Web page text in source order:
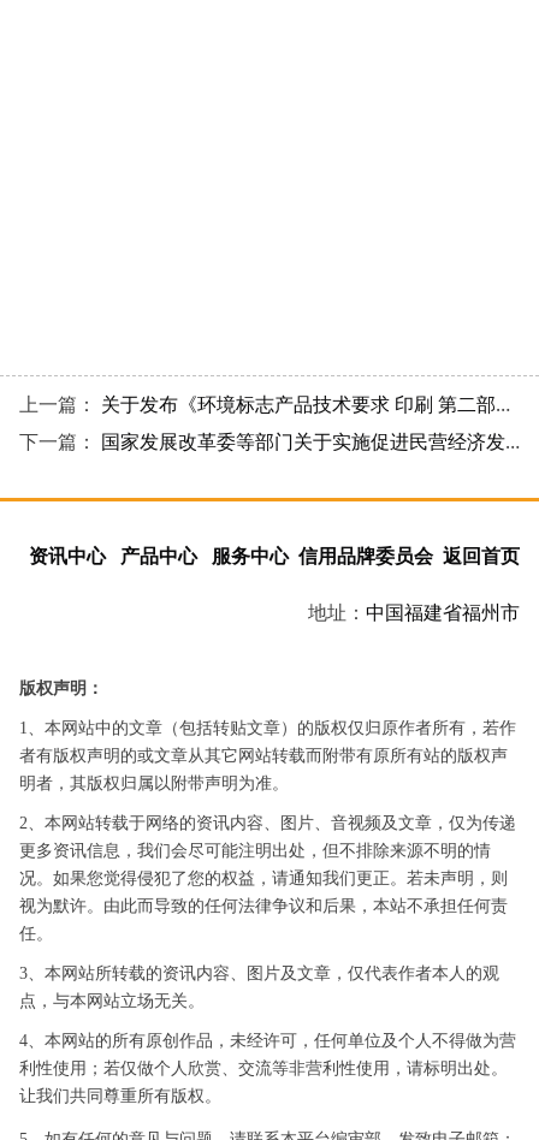
上一篇： 关于发布《环境标志产品技术要求 印刷 第二部分: 商业票据印刷》等两项国家环境保护标准的公告
下一篇： 国家发展改革委等部门关于实施促进民营经济发展近期若干举措的通知
资讯中心 产品中心 服务中心 信用品牌委员会 返回首页
地址： 中国福建省福州市
版权声明：
1、本网站中的文章（包括转贴文章）的版权仅归原作者所有，若作
者有版权声明的或文章从其它网站转载而附带有原所有站的版权声
明者，其版权归属以附带声明为准。
2、本网站转载于网络的资讯内容、图片、音视频及文章，仅为传递
更多资讯信息，我们会尽可能注明出处，但不排除来源不明的情
况。如果您觉得侵犯了您的权益，请通知我们更正。若未声明，则
视为默许。由此而导致的任何法律争议和后果，本站不承担任何责
任。
3、本网站所转载的资讯内容、图片及文章，仅代表作者本人的观
点，与本网站立场无关。
4、本网站的所有原创作品，未经许可，任何单位及个人不得做为营
利性使用；若仅做个人欣赏、交流等非营利性使用，请标明出处。
让我们共同尊重所有版权。